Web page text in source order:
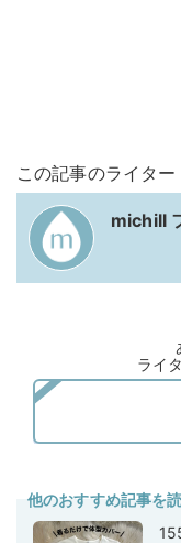
この記事のライター
michill
ライ
他のおすすめ記事を